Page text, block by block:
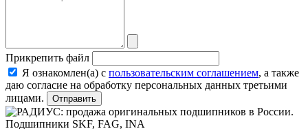
Прикрепить файл
Я ознакомлен(а) с пользовательским соглашением, а также
даю согласие на обработку персональных данных третьими
лицами.
Отправить